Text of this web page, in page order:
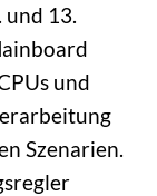
13.
und
Szenarien.